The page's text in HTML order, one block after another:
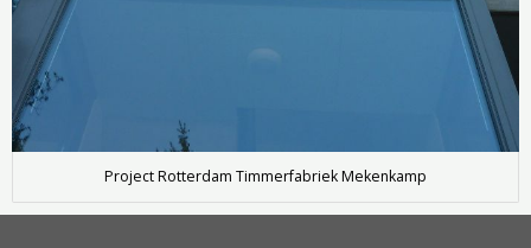
Project Rotterdam Timmerfabriek Mekenkamp